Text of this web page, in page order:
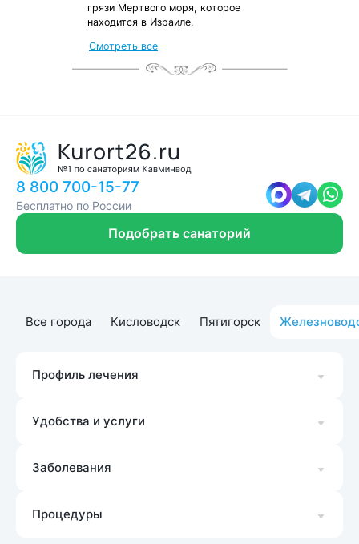
грязи Мертвого моря, которое
находится в Израиле.
Смотреть все
от местных жителей
с чек-листом
и туристической картой
8 800 700-15-77
Бесплатно по России
Подобрать санаторий
Все города Кисловодск Пятигорск
Профиль лечения
Удобства и услуги
Заболевания
Процедуры